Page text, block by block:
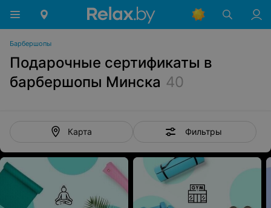
Барбершопы
Подарочные сертификаты в
барбершопы Минска 40
Карта Фильтры